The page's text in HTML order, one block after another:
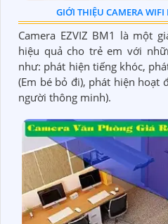
GIỚI THIỆU CAMERA WIFI
Camera EZVIZ BM1 là một
hiệu quả cho trẻ em với
như: phát hiện tiếng khóc,
(Em bé bỏ đi), phát hiện hoạt
người thông minh).